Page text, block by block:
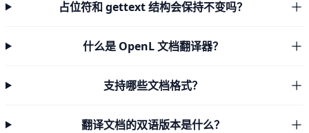
占位符和 gettext 结构会保持不变吗？
什么是 OpenL 文档翻译器？
支持哪些文档格式？
翻译文档的双语版本是什么？